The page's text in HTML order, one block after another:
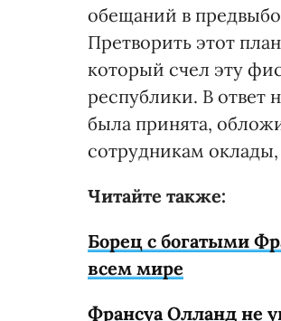
обещаний в
Претворить этот
который счел эту
республики. В ответ
была принята,
сотрудникам
Читайте также:
Борец с богатыми
всем мире
Франсуа Олланд не